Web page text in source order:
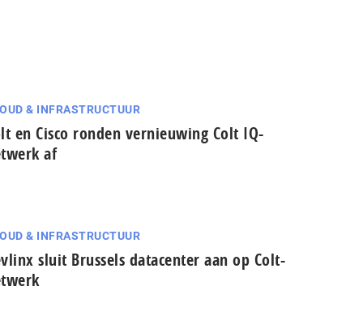
& INFRASTRUCTUUR
en Cisco ronden vernieuwing Colt IQ-
af
& INFRASTRUCTUUR
sluit Brussels datacenter aan op Colt-